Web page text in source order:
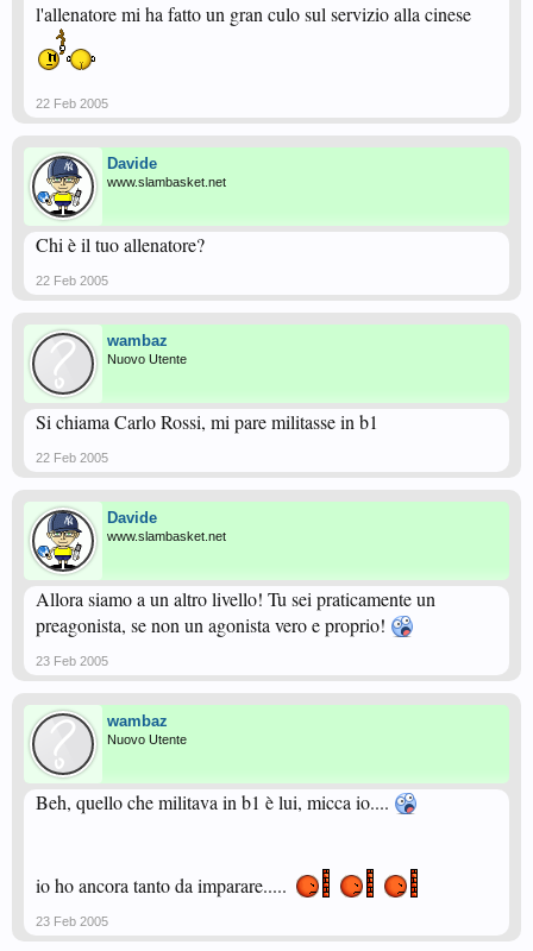
l'allenatore mi ha fatto un gran culo sul servizio alla cinese
22 Feb 2005
Davide
www.slambasket.net
Chi è il tuo allenatore?
22 Feb 2005
wambaz
Nuovo Utente
Si chiama Carlo Rossi, mi pare militasse in b1
22 Feb 2005
Davide
www.slambasket.net
Allora siamo a un altro livello! Tu sei praticamente un
preagonista, se non un agonista vero e proprio!
23 Feb 2005
wambaz
Nuovo Utente
Beh, quello che militava in b1 è lui, micca io....
io ho ancora tanto da imparare.....
23 Feb 2005